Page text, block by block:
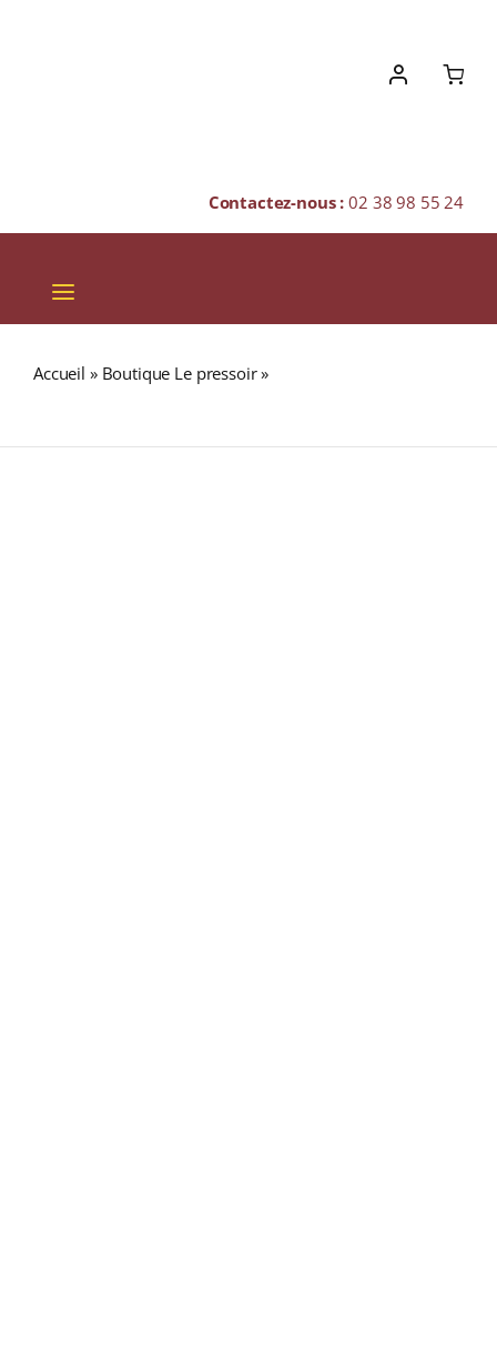
Contactez-nous :02 38 98 55 24
Toggle
Navigation
SPIRITUEUX
Accueil » Boutique Le pressoir»